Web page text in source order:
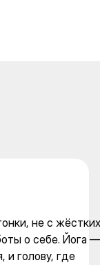
не с жёстких
о себе. Йога —
и голову, где